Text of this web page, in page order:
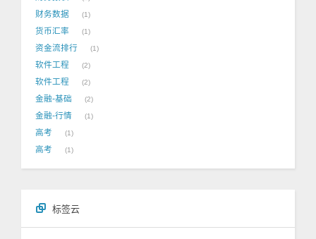
财务数据 1
货币汇率 1
资金流排行 1
软件工程 2
软件工程 2
金融-基础 2
金融-行情 1
高考 1
高考 1
标签云